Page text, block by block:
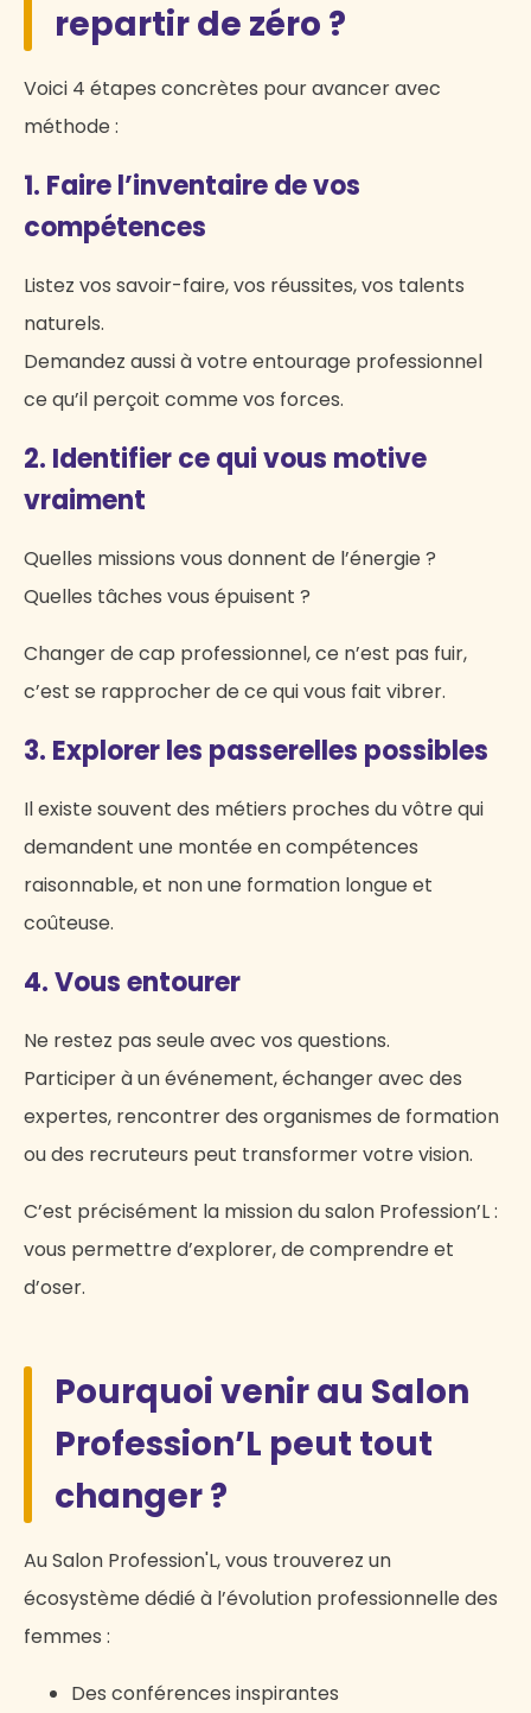
repartir de zéro ?
Voici 4 étapes concrètes pour avancer avec
méthode :
1. Faire l’inventaire de vos
compétences
Listez vos savoir-faire, vos réussites, vos talents
naturels.
Demandez aussi à votre entourage professionnel
ce qu’il perçoit comme vos forces.
2. Identifier ce qui vous motive
vraiment
Quelles missions vous donnent de l’énergie ?
Quelles tâches vous épuisent ?
Changer de cap professionnel, ce n’est pas fuir,
c’est se rapprocher de ce qui vous fait vibrer.
3. Explorer les passerelles possibles
Il existe souvent des métiers proches du vôtre qui
demandent une montée en compétences
raisonnable, et non une formation longue et
coûteuse.
4. Vous entourer
Ne restez pas seule avec vos questions.
Participer à un événement, échanger avec des
expertes, rencontrer des organismes de formation
ou des recruteurs peut transformer votre vision.
C’est précisément la mission du salon Profession’L :
vous permettre d’explorer, de comprendre et
d’oser.
Pourquoi venir au Salon
Profession’L peut tout
changer ?
Au Salon Profession'L, vous trouverez un
écosystème dédié à l’évolution professionnelle des
femmes :
Des conférences inspirantes